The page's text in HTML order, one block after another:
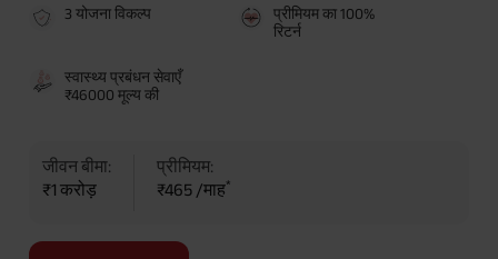
3 योजना विकल्प
प्रीमियम का 100%
रिटर्न
स्वास्थ्य प्रबंधन सेवाएँ
₹46000 मूल्य की
जीवन बीमा:
₹1 करोड़
प्रीमियम:
₹465 /माह*